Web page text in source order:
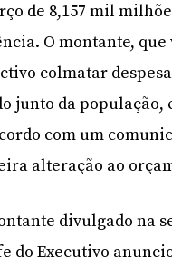
de 8,157 mil
O montante,
colmatar
junto da
com um
alteração ao
divulgado na
do Executivo